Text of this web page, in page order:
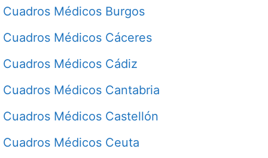
Cuadros Médicos Burgos
Cuadros Médicos Cáceres
Cuadros Médicos Cádiz
Cuadros Médicos Cantabria
Cuadros Médicos Castellón
Cuadros Médicos Ceuta